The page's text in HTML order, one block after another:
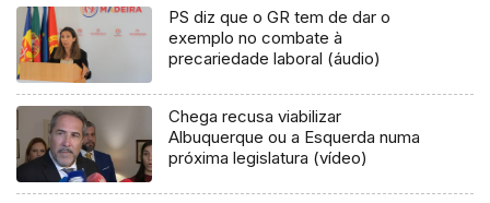
PS diz que o GR tem de dar o
exemplo no combate à
precariedade laboral (áudio)
Chega recusa viabilizar
Albuquerque ou a Esquerda numa
próxima legislatura (vídeo)